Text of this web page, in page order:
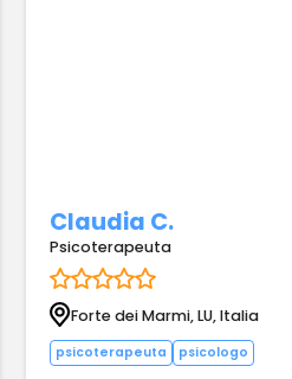
Claudia C.
Psicoterapeuta
Forte dei Marmi, LU, Italia
psicoterapeuta psicologo